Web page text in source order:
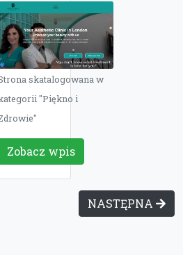
skatalogowana w
"Piękno i
Zobacz wpis
NASTĘPNA